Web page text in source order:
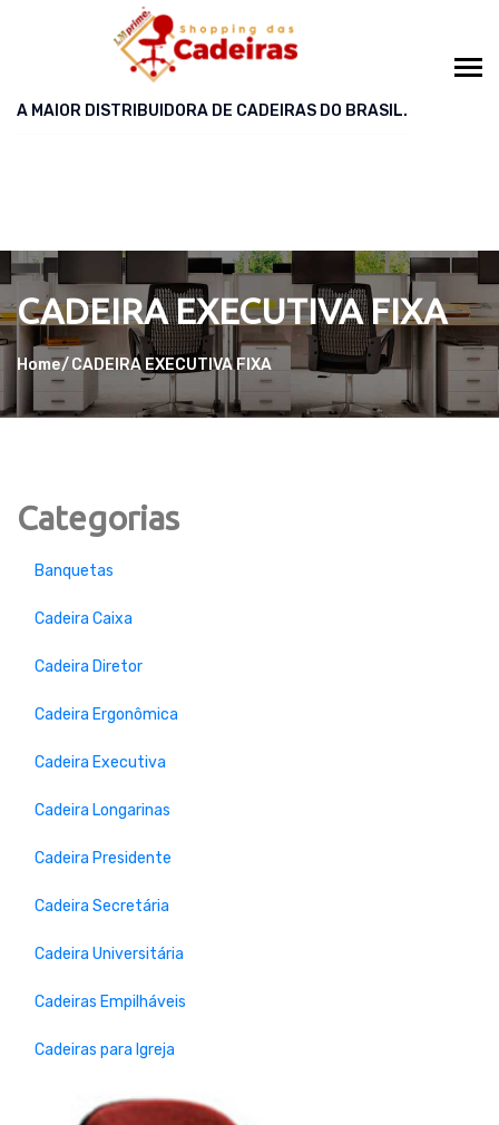
A MAIOR DISTRIBUIDORA DE CADEIRAS DO BRASIL.
CADEIRA EXECUTIVA FIXA
Home CADEIRA EXECUTIVA FIXA
Categorias
Banquetas
Cadeira Caixa
Cadeira Diretor
Cadeira Ergonômica
Cadeira Executiva
Cadeira Longarinas
Cadeira Presidente
Cadeira Secretária
Cadeira Universitária
Cadeiras Empilháveis
Cadeiras para Igreja